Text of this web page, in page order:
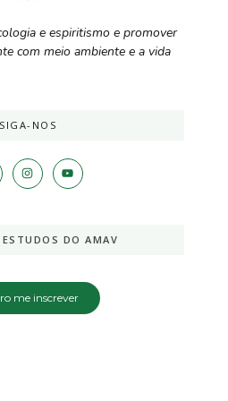
e espiritismo e promover
com meio ambiente e a vida
SIGA-NOS
DO AMAV
me inscrever